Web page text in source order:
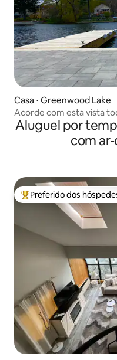
Casa ⋅ Greenwood Lake
Acorde com esta vista
lago!
Aluguel por
com
Entre os melhores
Preferido dos